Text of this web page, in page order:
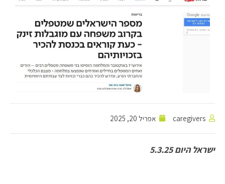
caregivers אפריל 20, 2025
ישראל היום 5.3.25